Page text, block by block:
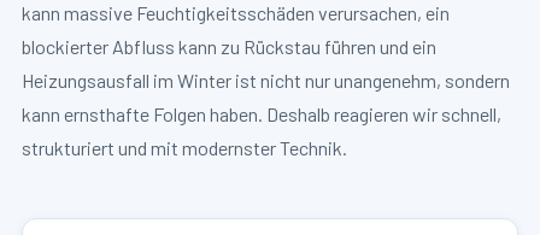
kann massive Feuchtigkeitsschäden verursachen, ein
blockierter Abfluss kann zu Rückstau führen und ein
Heizungsausfall im Winter ist nicht nur unangenehm, sondern
kann ernsthafte Folgen haben. Deshalb reagieren wir schnell,
strukturiert und mit modernster Technik.